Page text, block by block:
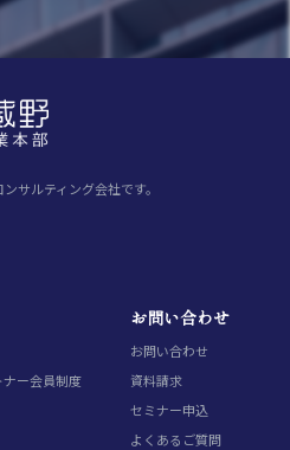
サルティング会社です。
ー会員制度
お問い合わせ
お問い合わせ
資料請求
セミナー申込
よくあるご質問